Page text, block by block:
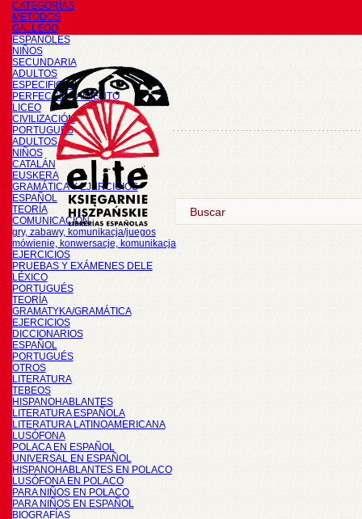
CATEGORÍAS
METODOS
GALLEGO
ESPAÑOLES
NIÑOS
SECUNDARIA
ADULTOS
ESPECIFICOS
PERFECCIONAMIENTO
LICEO
CIVILIZACIÓN
PORTUGUÉS
ADULTOS
NIÑOS
CATALÁN
EUSKERA
GRAMÁTICA Y EJERCICIOS
ESPAÑOL
TEORÍA
COMUNICACIÓN
gry, zabawy, komunikacja/juegos
mówienie, konwersacje, komunikacja
EJERCICIOS
PRUEBAS Y EXÁMENES DELE
LÉXICO
PORTUGUÉS
TEORÍA
GRAMATYKA/GRAMÁTICA
EJERCICIOS
DICCIONARIOS
ESPAÑOL
PORTUGUÉS
OTROS
LITERATURA
TEBEOS
HISPANOHABLANTES
LITERATURA ESPAÑOLA
LITERATURA LATINOAMERICANA
LUSÓFONA
POLACA EN ESPAÑOL
UNIVERSAL EN ESPAÑOL
HISPANOHABLANTES EN POLACO
LUSÓFONA EN POLACO
PARA NIÑOS EN POLACO
PARA NIÑOS EN ESPAÑOL
BIOGRAFÍAS